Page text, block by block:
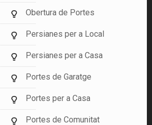
Obertura de Portes
Persianes per a Local
Persianes per a Casa
Portes de Garatge
Portes per a Casa
Portes de Comunitat